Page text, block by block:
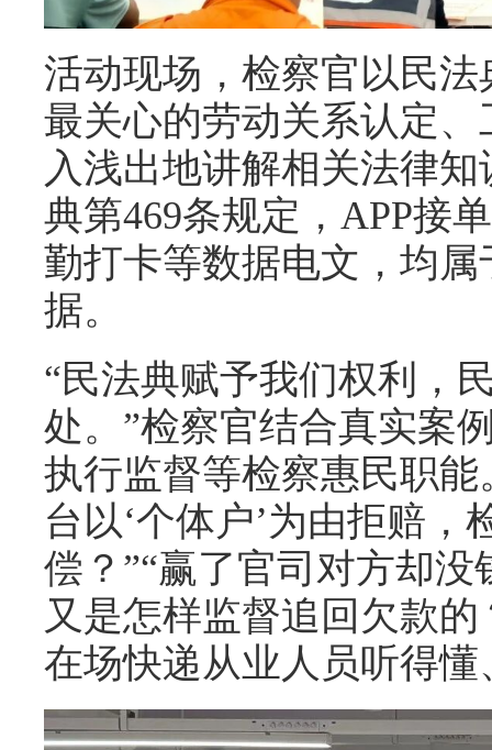
活动现场，检察官以民
最关心的劳动关系认定
入浅出地讲解相关法律
典第469条规定，APP接
勤打卡等数据电文，均
据。
“民法典赋予我们权利，
处。”检察官结合真实案
执行监督等检察惠民职
台以‘个体户’为由拒赔
偿？”“赢了官司对方却没
又是怎样监督追回欠款
在场快递从业人员听得